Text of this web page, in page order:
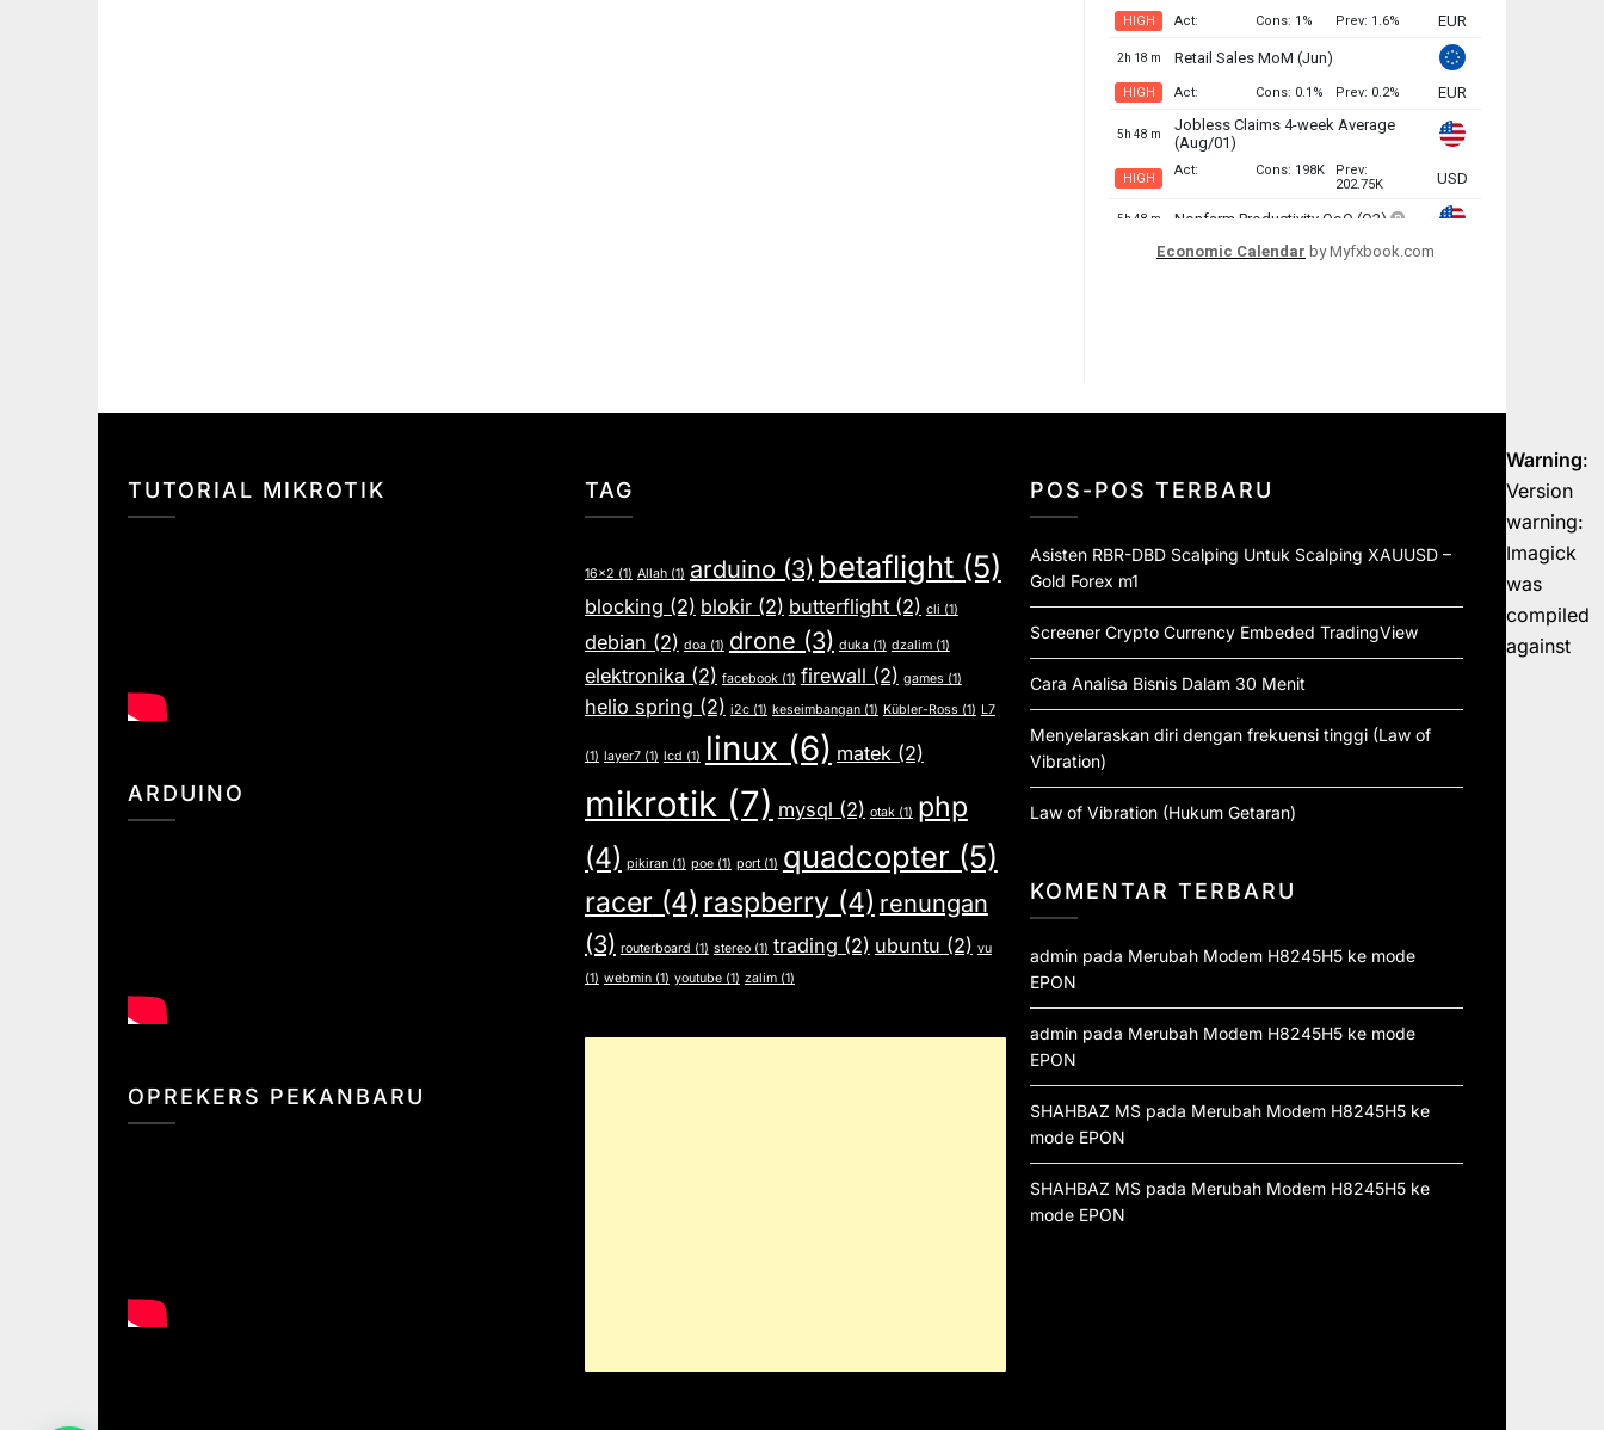
Economic Calendar by Myfxbook.com
TUTORIAL MIKROTIK
ARDUINO
OPREKERS PEKANBARU
TAG
16x2 (1) Allah(1) arduino (3) betaflight(5)
blocking (2) blokir(2) butterflight(2) cli (1)
debian (2) doa(1) drone (3) duka(1) dzalim(1)
elektronika (2) facebook(1) firewall (2) games (1)
helio spring (2) i2c(1) keseimbangan(1) Kübler-Ross (1) L7
(1) layer7(1) lcd (1) linux (6) matek (2)
mikrotik (7) mysql (2) otak(1) php
(4) pikiran(1) poe(1) port(1) quadcopter (5)
racer(4) raspberry(4) renungan
(3) routerboard (1) stereo(1) trading (2) ubuntu (2) vu
(1) webmin(1) youtube(1) zalim(1)
POS-POS TERBARU
Asisten RBR-DBD Scalping Untuk Scalping XAUUSD –
Gold Forex m1
Screener Crypto Currency Embeded TradingView
Cara Analisa Bisnis Dalam 30 Menit
Menyelaraskan diri dengan frekuensi tinggi (Law of
Vibration)
Law of Vibration (Hukum Getaran)
KOMENTAR TERBARU
adminpada Merubah Modem H8245H5 ke mode
EPON
adminpada Merubah Modem H8245H5 ke mode
EPON
SHAHBAZ MSpada Merubah Modem H8245H5 ke
mode EPON
SHAHBAZ MSpada Merubah Modem H8245H5 ke
mode EPON
Warning:
Version
warning:
Imagick
was
compiled
against